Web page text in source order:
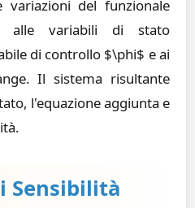
variazioni del funzionale
alle variabili di stato
di controllo $\phi$ e ai
Il sistema risultante
l'equazione aggiunta e
Sensibilità